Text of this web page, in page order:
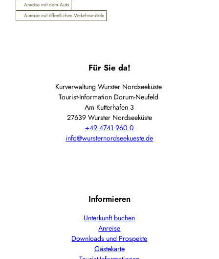
Anreise mit dem Auto
Anreise mit öffentlichen Verkehrsmitteln
Für Sie da!
Kurverwaltung Wurster Nordseeküste
Tourist-Information Dorum-Neufeld
Am Kutterhafen 3
27639 Wurster Nordseeküste
+49 4741 960 0
info@wursternordseekueste.de
Informieren
Unterkunft buchen
Anreise
Downloads und Prospekte
Gästekarte